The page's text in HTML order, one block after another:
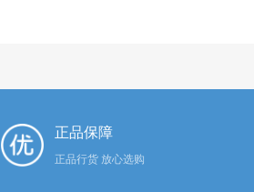
正品保障
正品行货 放心选购